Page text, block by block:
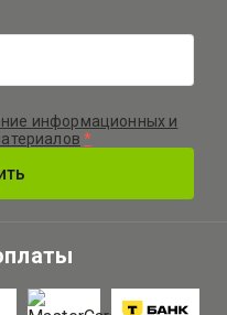
информационных и
*